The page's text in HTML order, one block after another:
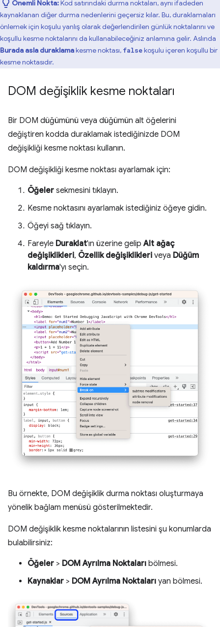
Önemli Nokta:Kod satırındaki durma noktaları, aynı ifadeden
kaynaklanan diğer durma nedenlerini geçersiz kılar. Bu, duraklamaları
önlemek için koşulu yanlış olarak değerlendirilen günlük noktalarını ve
koşullu kesme noktalarını da kullanabileceğiniz anlamına gelir. Aslında
Burada asla duraklamakesme noktası, falsekoşulu içeren koşullu bir
kesme noktasıdır.
DOM değişiklik kesme noktaları
Bir DOM düğümünü veya düğümün alt öğelerini
değiştiren kodda duraklamak istediğinizde DOM
değişikliği kesme noktası kullanın.
DOM değişikliği kesme noktası ayarlamak için:
Öğeler sekmesini tıklayın.
Kesme noktasını ayarlamak istediğiniz öğeye gidin.
Öğeyi sağ tıklayın.
Fareyle Duraklat'ın üzerine gelipAlt ağaç
değişiklikleri, Özellik değişiklikleri veya Düğüm
kaldırma'yı seçin.
Bu örnekte, DOM değişiklik durma noktası oluşturmaya
yönelik bağlam menüsü gösterilmektedir.
DOM değişiklik kesme noktalarının listesini şu konumlarda
bulabilirsiniz:
Öğeler > DOM Ayrılma Noktaları bölmesi.
Kaynaklar > DOM Ayrılma Noktaları yan bölmesi.